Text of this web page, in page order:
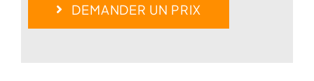
DEMANDER UN PRIX